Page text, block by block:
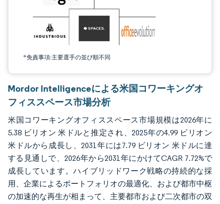
*免責事項:主要選手の並び順不同
Mordor Intelligenceによる米国コワーキングオ
フィススペース市場分析
米国コワーキングオフィススペース市場規模は2026年に
5.38 ビリオン 米ドルと推定され、2025年の4.99 ビリオン
米ドルから成長し、2031年には7.79 ビリオン 米ドルに達
する見通しで、2026年から2031年にかけてCAGR 7.72%で
成長しています。ハイブリッドワーク戦略の持続的な採
用、企業によるポートフォリオの最適化、および都市中枢
の加速的な再生が相まって、主要都市および二次都市の双